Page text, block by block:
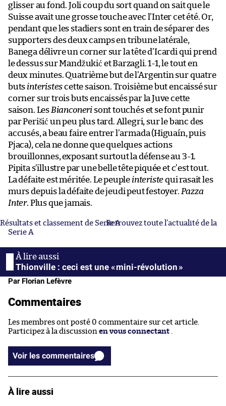
glisser au fond. Joli coup du sort quand on sait que le
Suisse avait une grosse touche avec l’Inter cet été. Or,
pendant que les stadiers sont en train de séparer des
supporters des deux camps en tribune latérale,
Banega délivre un corner sur la tête d’Icardi qui prend
le dessus sur Mandžukić et Barzagli. 1-1, le tout en
deux minutes. Quatrième but de l’Argentin sur quatre
buts interistescette saison. Troisième but encaissé sur
corner sur trois buts encaissés par la Juve cette
saison. Les Bianconeri sont touchés et se font punir
par Perišić un peu plus tard. Allegri, sur le banc des
accusés, a beau faire entrer l’armada (Higuaín, puis
Pjaca), cela ne donne que quelques actions
brouillonnes, exposant surtout la défense au 3-1.
Pipita s’illustre par une belle tête piquée et c’est tout.
La défaite est méritée. Le peuple interistequi rasait les
murs depuis la défaite de jeudi peut festoyer. Pazza
Inter. Plus que jamais.
Résultats et classement de Serie ARetrouvez toute l’actualité de la
Serie A
Thionville : ceci est une « mini-révolution »
Par Florian Lefèvre
Commentaires
Les membres ont posté 0 commentaire sur cet article.
Participez à la discussion en vous connectant
Voir les commentaires
À lire aussi